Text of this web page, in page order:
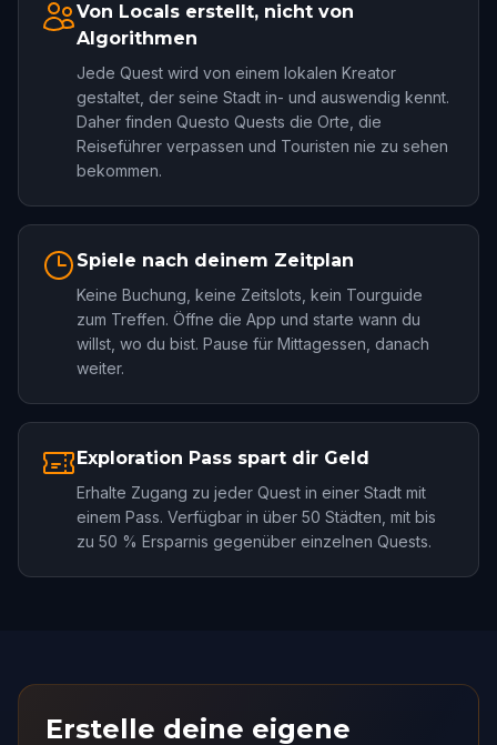
Von Locals erstellt, nicht von
Algorithmen
Jede Quest wird von einem lokalen Kreator
gestaltet, der seine Stadt in- und auswendig kennt.
Daher finden Questo Quests die Orte, die
Reiseführer verpassen und Touristen nie zu sehen
bekommen.
Spiele nach deinem Zeitplan
Keine Buchung, keine Zeitslots, kein Tourguide
zum Treffen. Öffne die App und starte wann du
willst, wo du bist. Pause für Mittagessen, danach
weiter.
Exploration Pass spart dir Geld
Erhalte Zugang zu jeder Quest in einer Stadt mit
einem Pass. Verfügbar in über 50 Städten, mit bis
zu 50 % Ersparnis gegenüber einzelnen Quests.
Erstelle deine eigene